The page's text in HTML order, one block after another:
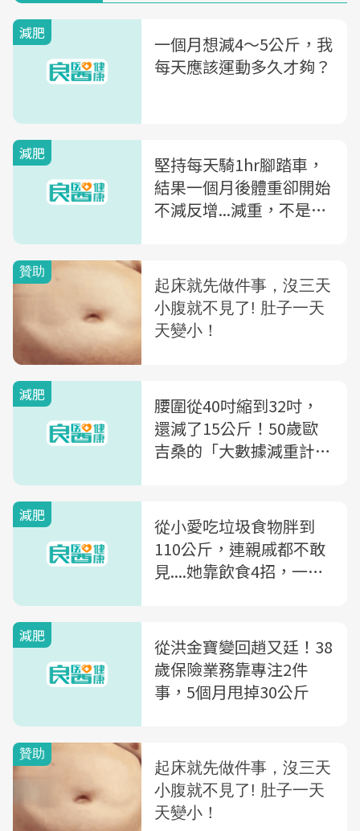
減肥
一個月想減4～5公斤，我
每天應該運動多久才夠？
減肥
堅持每天騎1hr腳踏車，
結果一個月後體重卻開始
不減反增...減重，不是你
減肥
腰圍從40吋縮到32吋，
還減了15公斤！50歲歐
吉桑的「大數據減重計
減肥
從小愛吃垃圾食物胖到
110公斤，連親戚都不敢
見....她靠飲食4招，一年
減肥
從洪金寶變回趙又廷！38
歲保險業務靠專注2件
事，5個月甩掉30公斤